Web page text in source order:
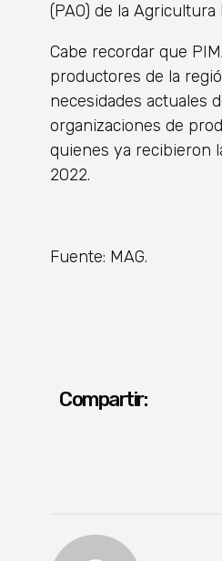
(PAO) de la
Cabe recordar que
productores de la
necesidades actuales
organizaciones de
quienes ya recibieron
2022.
Fuente: MAG.
Compartir: